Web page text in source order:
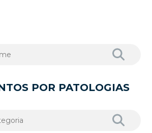
POR PATOLOGIAS